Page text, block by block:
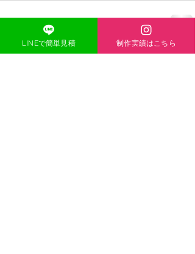
ONE-HEART
LINEで簡単見積 制作実績はこちら